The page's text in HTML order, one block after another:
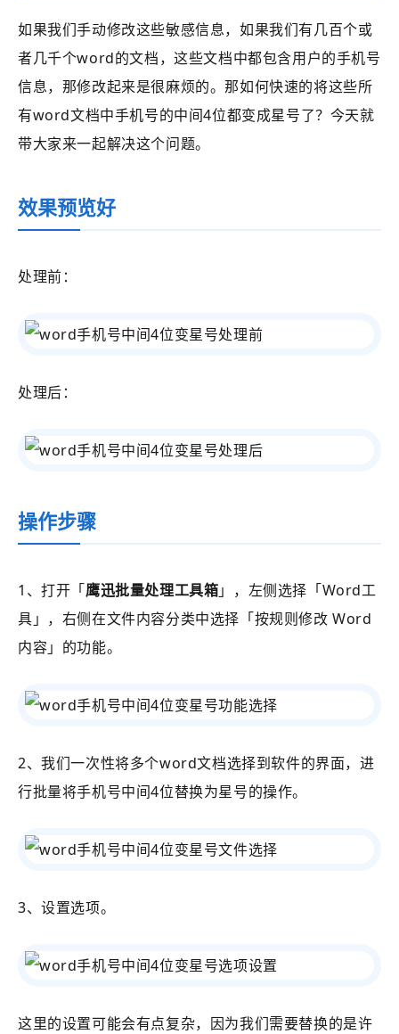
如果我们手动修改这些敏感信息，如果我们有几百个或
者几千个word的文档，这些文档中都包含用户的手机号
信息，那修改起来是很麻烦的。那如何快速的将这些所
有word文档中手机号的中间4位都变成星号了？今天就
带大家来一起解决这个问题。
效果预览好
处理前：
处理后：
操作步骤
1、打开 「鹰迅批量处理工具箱」 ，左侧选择 「Word工
具」 ，右侧在文件内容分类中选择 「按规则修改 Word
内容」的功能。
2、我们一次性将多个word文档选择到软件的界面，进
行批量将手机号中间4位替换为星号的操作。
3、设置选项。
这里的设置可能会有点复杂，因为我们需要替换的是许